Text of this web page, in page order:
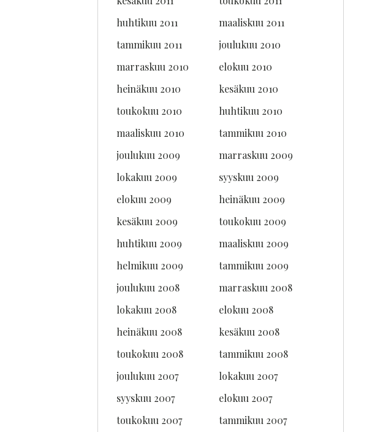
huhtikuu 2011
maaliskuu 2011
tammikuu 2011
joulukuu 2010
marraskuu 2010
elokuu 2010
heinäkuu 2010
kesäkuu 2010
toukokuu 2010
huhtikuu 2010
maaliskuu 2010
tammikuu 2010
joulukuu 2009
marraskuu 2009
lokakuu 2009
syyskuu 2009
elokuu 2009
heinäkuu 2009
kesäkuu 2009
toukokuu 2009
huhtikuu 2009
maaliskuu 2009
helmikuu 2009
tammikuu 2009
joulukuu 2008
marraskuu 2008
lokakuu 2008
elokuu 2008
heinäkuu 2008
kesäkuu 2008
toukokuu 2008
tammikuu 2008
joulukuu 2007
lokakuu 2007
syyskuu 2007
elokuu 2007
toukokuu 2007
tammikuu 2007